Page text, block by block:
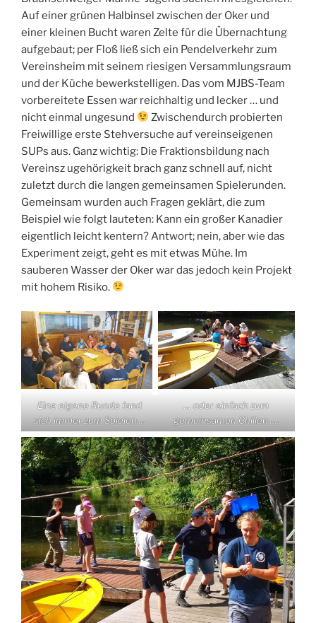
Auf einer grünen Halbinsel zwischen der Oker und
einer kleinen Bucht waren Zelte für die Übernachtung
aufgebaut; per Floß ließ sich ein Pendelverkehr zum
Vereinsheim mit seinem riesigen Versammlungsraum
und der Küche bewerkstelligen. Das vom MJBS-Team
vorbereitete Essen war reichhaltig und lecker … und
nicht einmal ungesund
Zwischendurch probierten
Freiwillige erste Stehversuche auf vereinseigenen
SUPs aus. Ganz wichtig: Die Fraktionsbildung nach
Vereinsz ugehörigkeit brach ganz schnell auf, nicht
zuletzt durch die langen gemeinsamen Spielerunden.
Gemeinsam wurden auch Fragen geklärt, die zum
Beispiel wie folgt lauteten: Kann ein großer Kanadier
eigentlich leicht kentern? Antwort; nein, aber wie das
Experiment zeigt, geht es mit etwas Mühe. Im
sauberen Wasser der Oker war das jedoch kein Projekt
mit hohem Risiko.
Eine eigene Runde fand
sich immer zum Spielen …
… oder einfach zum
gemeinsamen Chillen …,